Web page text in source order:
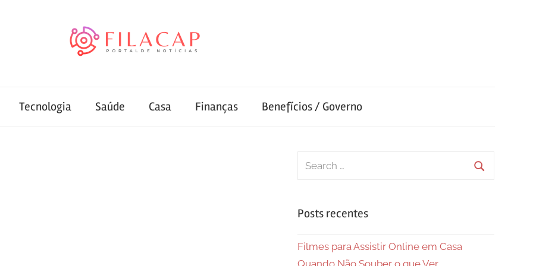
Tecnologia Saúde Casa Finanças Benefícios / Governo
Search
Posts recentes
Filmes para Assistir Online em Casa